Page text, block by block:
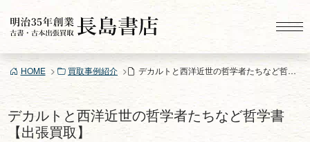
ン
ツ
ス
HOME 買取事例紹介 デカルトと西洋近世の哲学者たちなど哲学書【出張買取】
デカルトと西洋近世の哲学者たちなど哲学書
【出張買取】